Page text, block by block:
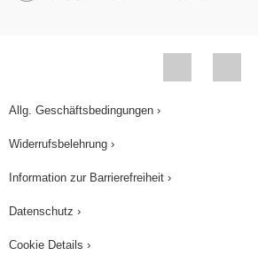
Allg. Geschäftsbedingungen ›
Widerrufsbelehrung ›
Information zur Barrierefreiheit ›
Datenschutz ›
Cookie Details ›